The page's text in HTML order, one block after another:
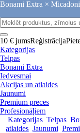
Bonami Extra ×
10 € jumsReģistrācija
Kategorijas
Telpas
Bonami Extra
Iedvesmai
Akcijas un atlaides
Jaunumi
Premium preces
Profesionāļiem
Kategorijas Telpas
atlaides Jaunumi